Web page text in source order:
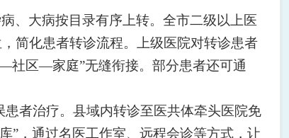
、大病按目录有序上转。全市二级以上医
简化患者转诊流程。上级医院对转诊患者
社区—家庭”无缝衔接。部分患者还可通
者治疗。县域内转诊至医共体牵头医院免
”，通过名医工作室、远程会诊等方式，让